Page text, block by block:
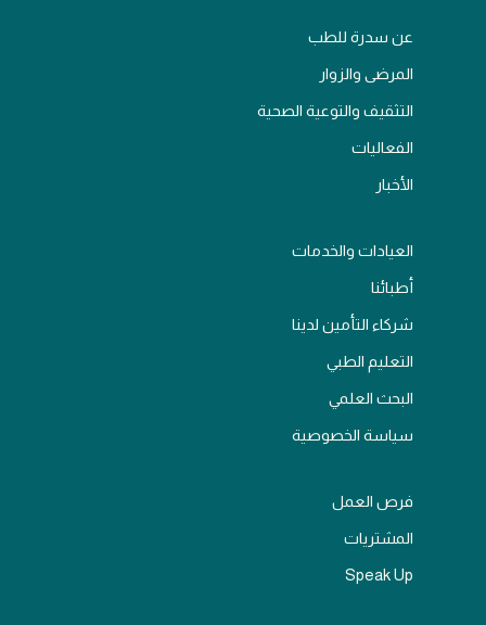
عن سدرة للطب
المرضى والزوار
التثقيف والتوعية الصحية
الفعاليات
الأخبار
العيادات والخدمات
أطبائنا
شركاء التأمين لدينا
التعليم الطبي
البحث العلمي
سياسة الخصوصية
فرص العمل
المشتريات
Speak Up